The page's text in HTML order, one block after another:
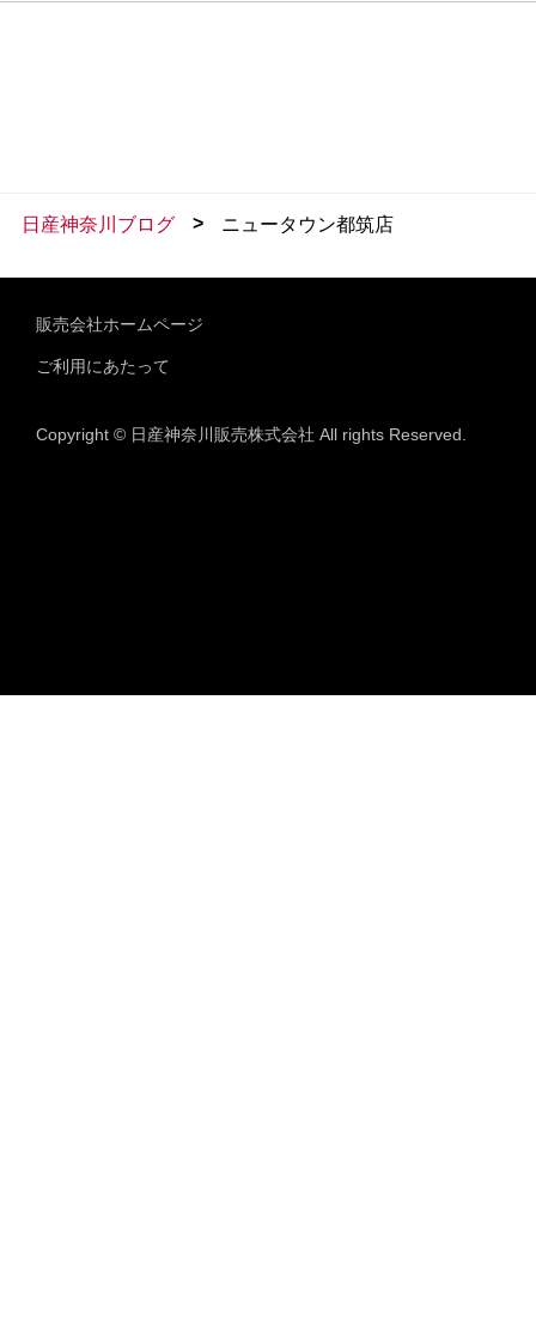
日産神奈川ブログ > ニュータウン都筑店
販売会社ホームページ
ご利用にあたって
Copyright © 日産神奈川販売株式会社 All rights Reserved.